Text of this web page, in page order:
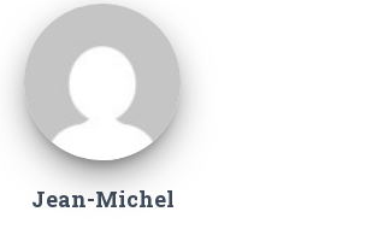
Jean-Michel